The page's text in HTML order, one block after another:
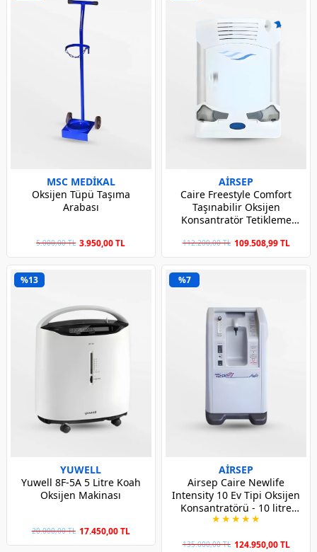
MSC MEDİKAL
Oksijen Tüpü Taşıma
Arabası
3.950,00 TL
5.000,00 TL
AİRSEP
Caire Freestyle Comfort
Taşınabilir Oksijen
Konsantratör Tetikleme
Cell Büyük Batarya
109.508,99 TL
112.200,00 TL
YUWELL
Yuwell 8F-5A 5 Litre Koah
Oksijen Makinası
17.450,00 TL
20.000,00 TL
%13
AİRSEP
Airsep Caire Newlife
Intensity 10 Ev Tipi Oksijen
Konsantratörü - 10 litre
akım üretebilen
★★★★★
124.950,00 TL
135.000,00 TL
%7